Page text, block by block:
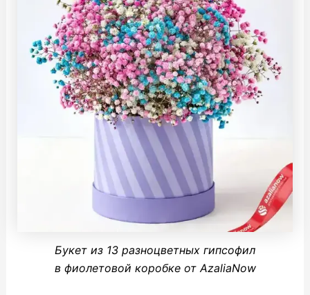
Букет из 13 разноцветных гипсофил
в фиолетовой коробке от AzaliaNow